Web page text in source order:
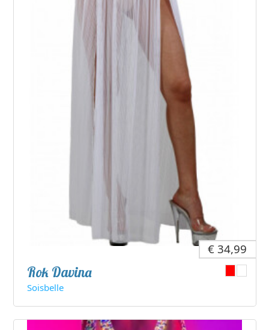
€ 34,99
Rok Davina
Soisbelle